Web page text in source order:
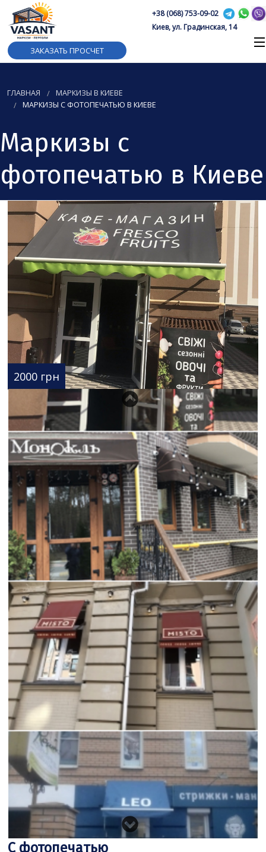
+38 (068) 753-09-02
Киев, ул. Градинская, 14
ЗАКАЗАТЬ ПРОСЧЕТ
ГЛАВНАЯ
МАРКИЗЫ В КИЕВЕ
МАРКИЗЫ C ФОТОПЕЧАТЬЮ В КИЕВЕ
Маркизы c
фотопечатью в Киеве
2000 грн
С фотопечатью